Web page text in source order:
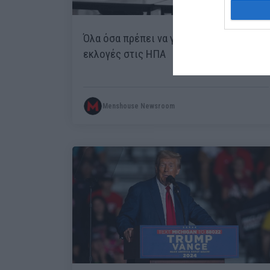
Όλα όσα πρέπει να γνωρίζετε για τις
εκλογές στις ΗΠΑ
Menshouse Newsroom